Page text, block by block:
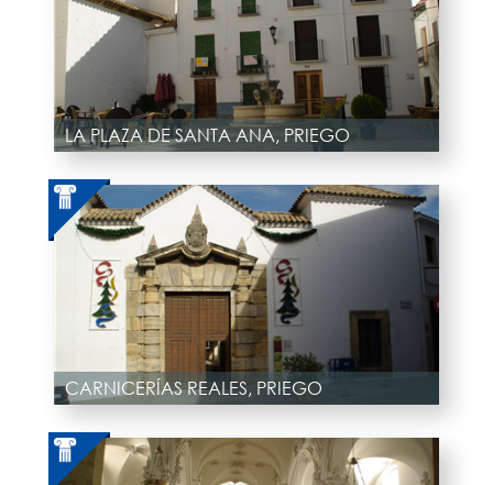
LA PLAZA DE SANTA ANA, PRIEGO
CARNICERÍAS REALES, PRIEGO